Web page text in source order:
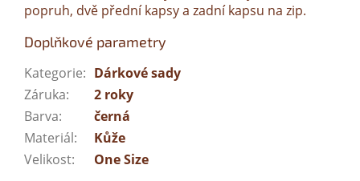
popruh, dvě přední kapsy a zadní kapsu na zip.
Doplňkové parametry
Kategorie: Dárkové sady
Záruka:
2 roky
Barva:
černá
Materiál:
Kůže
Velikost: One Size